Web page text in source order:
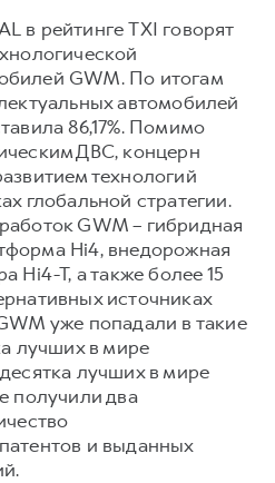
в рейтинге TXI говорят
GWM. По итогам
автомобилей
86,17%. Помимо
ДВС, концерн
технологий
глобальной стратегии.
GWM – гибридная
Hi4, внедорожная
Hi4-T, а также более 15
источниках
уже попадали в такие
лучших в мире
лучших в мире
получили два
и выданных